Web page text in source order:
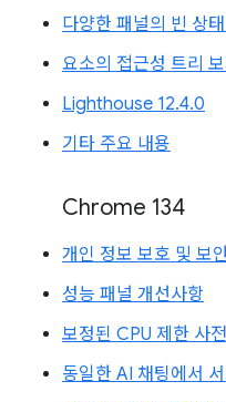
다양한 패널의 빈 상
요소의 접근성 트리 보
Lighthouse 12.4.0
기타 주요 내용
Chrome 134
개인 정보 보호 및 보
성능 패널 개선사항
보정된 CPU 제한 사
동일한 AI 채팅에서